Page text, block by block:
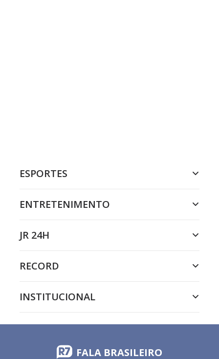
ESPORTES
ENTRETENIMENTO
JR 24H
RECORD
INSTITUCIONAL
FALA BRASILEIRO